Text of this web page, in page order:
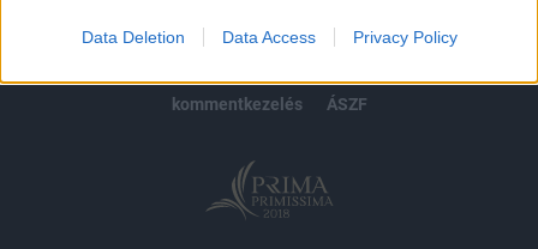
Data Deletion Data Access Privacy Policy
impresszum
jogi nyilatkozat
süti beállítások
kommentkezelés
ÁSZF